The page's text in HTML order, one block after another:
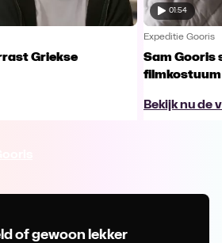
Griekse
01:54
Expeditie Gooris
Sam Gooris
filmkostuum
Bekijk nu de
of gewoon lekker